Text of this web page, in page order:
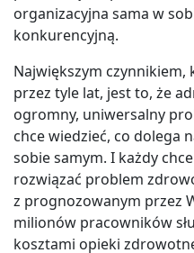
organizacyjna sama w
konkurencyjną.
Największym czynnikiem,
przez tyle lat, jest to, że
ogromny, uniwersalny
chce wiedzieć, co dolega
sobie samym. I każdy
rozwiązać problem
z prognozowanym przez
milionów pracowników
kosztami opieki